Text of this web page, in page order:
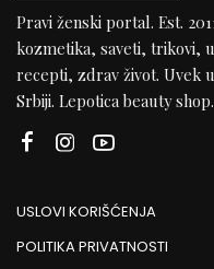
Pravi ženski portal. Est.
kozmetika, saveti, trikovi,
recepti, zdrav život. Uvek
Srbiji. Lepotica beauty shop.
USLOVI KORIŠĆENJA
POLITIKA PRIVATNOSTI